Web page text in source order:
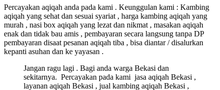
Percayakan aqiqah anda pada kami . Keunggulan kami : Kambing
aqiqah yang sehat dan sesuai syariat , harga kambing aqiqah yang
murah , nasi box aqiqah yang lezat dan nikmat , masakan aqiqah
enak dan tidak bau amis , pembayaran secara langsung tanpa DP
pembayaran disaat pesanan aqiqah tiba , bisa diantar / disalurkan
kepanti asuhan dan ke yayasan .
Jangan ragu lagi . Bagi anda warga Bekasi dan
sekitarnya. Percayakan pada kami jasa aqiqah Bekasi ,
layanan aqiqah Bekasi , jual kambing aqiqah Bekasi ,